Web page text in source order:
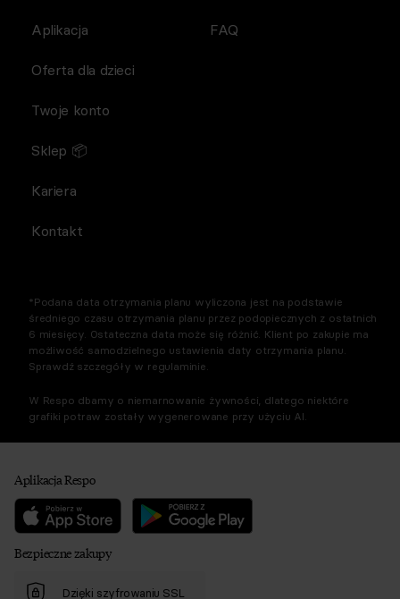
Aplikacja FAQ
Oferta dla dzieci
Twoje konto
Sklep 📦
Kariera
Kontakt
*Podana data otrzymania planu wyliczona jest na podstawie
średniego czasu otrzymania planu przez podopiecznych z ostatnich
6 miesięcy. Ostateczna data może się różnić. Klient po zakupie ma
możliwość samodzielnego ustawienia daty otrzymania planu.
Sprawdź szczegóły w regulaminie.
W Respo dbamy o niemarnowanie żywności, dlatego niektóre
grafiki potraw zostały wygenerowane przy użyciu AI.
Aplikacja Respo
Bezpieczne zakupy
Dzięki szyfrowaniu SSL